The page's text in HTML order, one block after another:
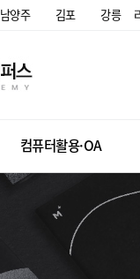
남양주 김포 강릉
컴퓨터활용·OA